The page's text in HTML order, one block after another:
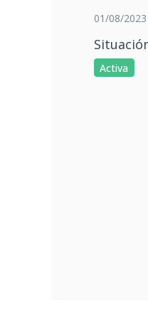
01/08/2023
Activa